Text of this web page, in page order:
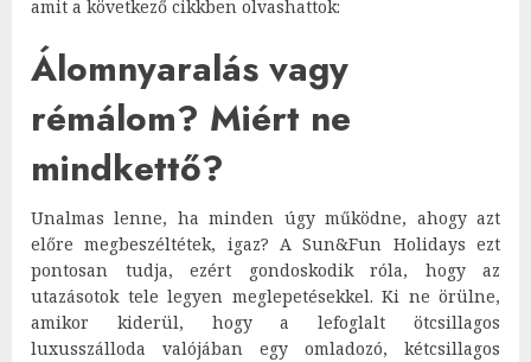
amit a következő cikkben olvashattok:
Álomnyaralás vagy
rémálom? Miért ne
mindkettő?
Unalmas lenne, ha minden úgy működne, ahogy azt
előre megbeszéltétek, igaz? A Sun&Fun Holidays ezt
pontosan tudja, ezért gondoskodik róla, hogy az
utazásotok tele legyen meglepetésekkel. Ki ne örülne,
amikor kiderül, hogy a lefoglalt ötcsillagos
luxusszálloda valójában egy omladozó, kétcsillagos